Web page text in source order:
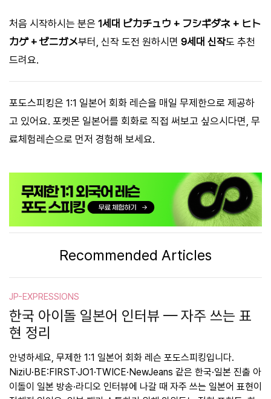
처음 시작하시는 분은 1세대 ピカチュウ + フシギダネ + ヒト
カゲ + ゼニガメ부터, 신작 도전 원하시면 9세대 신작도 추천
드려요.
포도스피킹은 1:1 일본어 회화 레슨을 매일 무제한으로 제공하
고 있어요. 포켓몬 일본어를 회화로 직접 써보고 싶으시다면, 무
료체험레슨으로 먼저 경험해 보세요.
Recommended Articles
JP-EXPRESSIONS
한국 아이돌 일본어 인터뷰 — 자주 쓰는 표
현 정리
안녕하세요, 무제한 1:1 일본어 회화 레슨 포도스피킹입니다.
NiziU·BE:FIRST·JO1·TWICE·NewJeans 같은 한국·일본 진출 아
이돌이 일본 방송·라디오 인터뷰에 나갈 때 자주 쓰는 일본어 표현이